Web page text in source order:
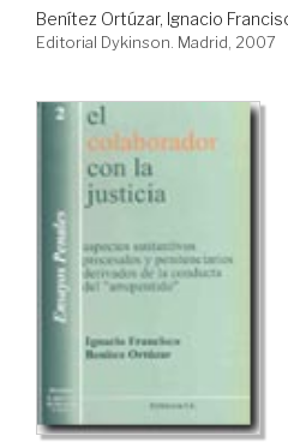
Benítez Ortúzar, Ignacio
Editorial Dykinson. Madrid, 2007